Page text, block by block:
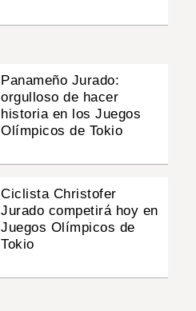
Panameño Jurado:
orgulloso de hacer
historia en los Juegos
Olímpicos de Tokio
Ciclista Christofer
Jurado competirá hoy en
Juegos Olímpicos de
Tokio